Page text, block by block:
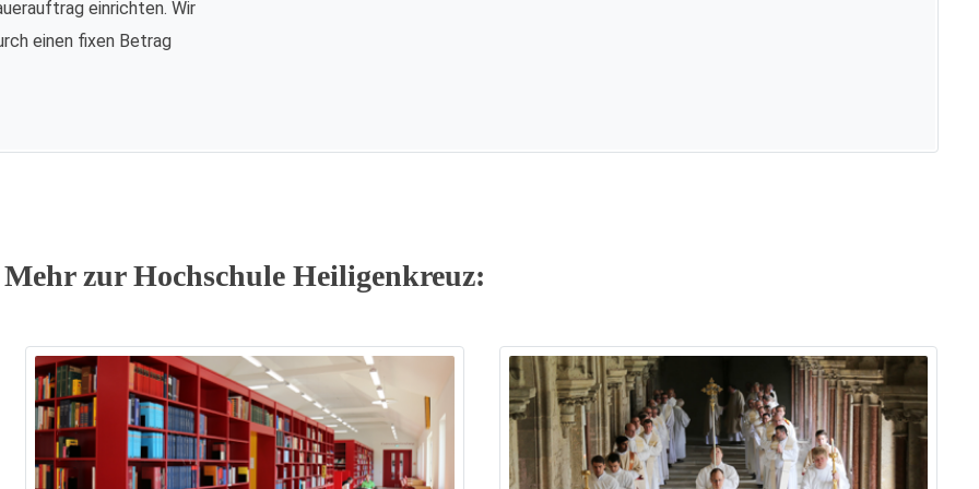
einrichten. Wir
einen fixen Betrag
Mehr zur Hochschule Heiligenkreuz: